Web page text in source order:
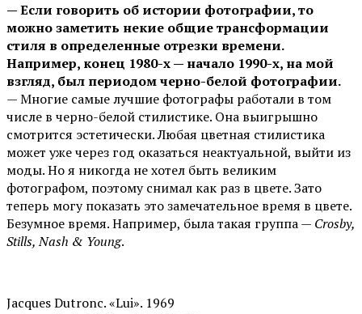
— Если говорить об истории фотографии, то
можно заметить некие общие трансформации
стиля в определенные отрезки времени.
Например, конец 1980-х — начало 1990-х, на мой
взгляд, был периодом черно-белой фотографии.
— Многие самые лучшие фотографы работали в том
числе в черно-белой стилистике. Она выигрышно
смотрится эстетически. Любая цветная стилистика
может уже через год оказаться неактуальной, выйти из
моды. Но я никогда не хотел быть великим
фотографом, поэтому снимал как раз в цвете. Зато
теперь могу показать это замечательное время в цвете.
Безумное время. Например, была такая группа — Crosby,
Stills, Nash & Young.
Jacques Dutronc. «Lui». 1969